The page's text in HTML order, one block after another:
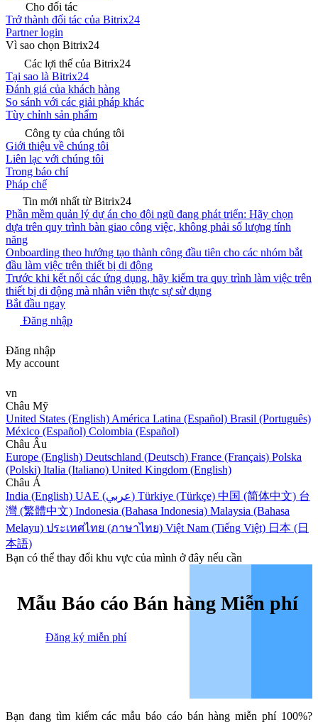
Cho đối tác
Trở thành đối tác của Bitrix24
Partner login
Vì sao chọn Bitrix24
Các lợi thế của Bitrix24
Tại sao là Bitrix24
Đánh giá của khách hàng
So sánh với các giải pháp khác
Tùy chỉnh sản phẩm
Công ty của chúng tôi
Giới thiệu về chúng tôi
Liên lạc với chúng tôi
Trong báo chí
Pháp chế
Tin mới nhất từ Bitrix24
Phần mềm quản lý dự án cho đội ngũ đang phát triển: Hãy chọn
dựa trên quy trình bàn giao công việc, không phải số lượng tính
năng
Onboarding theo hướng tạo thành công đầu tiên cho các nhóm bắt
đầu làm việc trên thiết bị di động
Trước khi kết nối các ứng dụng, hãy kiểm tra quy trình làm việc trên
thiết bị di động mà nhân viên thực sự sử dụng
Bắt đầu ngay
Đăng nhập
Đăng nhập
My account
vn
Châu Mỹ
United States (English) América Latina (Español) Brasil (Português)
México (Español) Colombia (Español)
Châu Âu
Europe (English) Deutschland (Deutsch) France (Français) Polska
(Polski) Italia (Italiano) United Kingdom (English)
Châu Á
India (English)
UAE (عربي) Türkiye (Türkçe) 中国 (简体中文) 台
灣 (繁體中文) Indonesia (Bahasa Indonesia) Malaysia (Bahasa
Melayu) ประเทศไทย (ภาษาไทย) Việt Nam (Tiếng Việt) 日本 (日
本語)
Bạn có thể thay đổi khu vực của mình ở đây nếu cần
Mẫu Báo cáo Bán hàng Miễn phí
Đăng ký miễn phí
Bạn đang tìm kiếm các mẫu báo cáo bán hàng miễn phí 100%?